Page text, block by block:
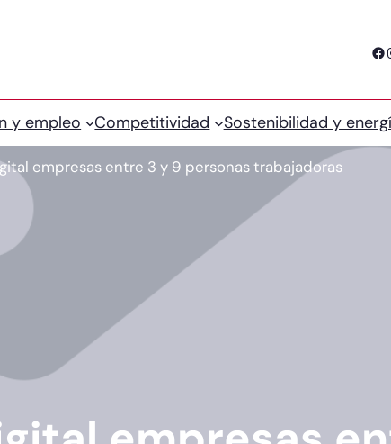
Facebook
y empleo Competitividad Sostenibilidad y
empresas entre 3 y 9 personas trabajadoras